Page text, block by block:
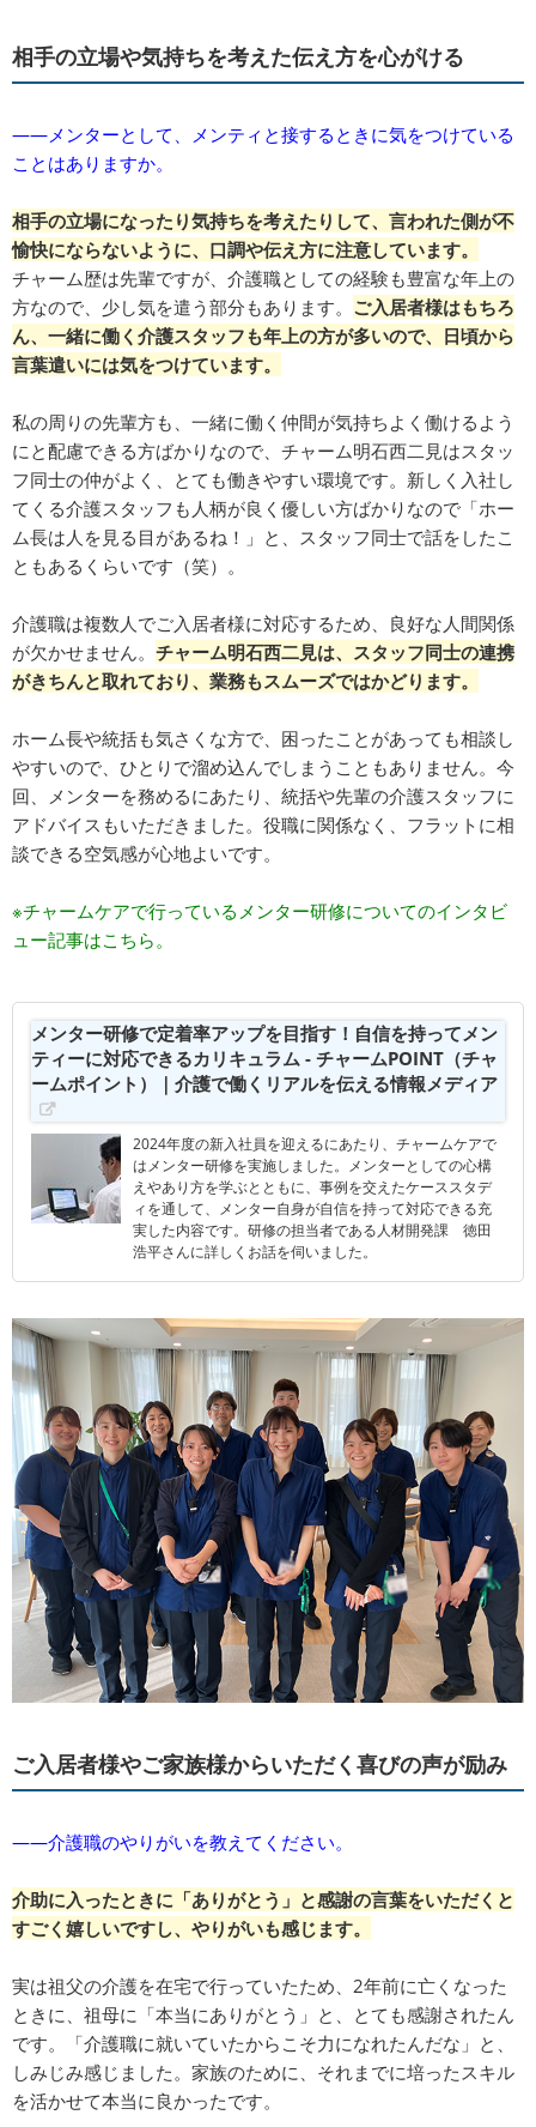
相手の立場や気持ちを考えた伝え方を心がける
――メンターとして、メンティと接するときに気をつけている
ことはありますか。
相手の立場になったり気持ちを考えたりして、言われた側が不
愉快にならないように、口調や伝え方に注意しています。
チャーム歴は先輩ですが、介護職としての経験も豊富な年上の
方なので、少し気を遣う部分もあります。 ご入居者様はもちろ
ん、一緒に働く介護スタッフも年上の方が多いので、日頃から
言葉遣いには気をつけています。
私の周りの先輩方も、一緒に働く仲間が気持ちよく働けるよう
にと配慮できる方ばかりなので、チャーム明石西二見はスタッ
フ同士の仲がよく、とても働きやすい環境です。新しく入社し
てくる介護スタッフも人柄が良く優しい方ばかりなので「ホー
ム長は人を見る目があるね！」と、スタッフ同士で話をしたこ
ともあるくらいです（笑）。
介護職は複数人でご入居者様に対応するため、良好な人間関係
が欠かせません。 チャーム明石西二見は、スタッフ同士の連携
がきちんと取れており、業務もスムーズではかどります。
ホーム長や統括も気さくな方で、困ったことがあっても相談し
やすいので、ひとりで溜め込んでしまうこともありません。今
回、メンターを務めるにあたり、統括や先輩の介護スタッフに
アドバイスもいただきました。役職に関係なく、フラットに相
談できる空気感が心地よいです。
※チャームケアで行っているメンター研修についてのインタビ
ュー記事はこちら。
メンター研修で定着率アップを目指す！自信を持ってメン
ティーに対応できるカリキュラム - チャームPOINT（チャ
ームポイント）｜介護で働くリアルを伝える情報メディア
2024年度の新入社員を迎えるにあたり、チャームケアで
はメンター研修を実施しました。メンターとしての心構
えやあり方を学ぶとともに、事例を交えたケーススタデ
ィを通して、メンター自身が自信を持って対応できる充
実した内容です。研修の担当者である人材開発課 徳田
浩平さんに詳しくお話を伺いました。
ご入居者様やご家族様からいただく喜びの声が励み
――介護職のやりがいを教えてください。
介助に入ったときに「ありがとう」と感謝の言葉をいただくと
すごく嬉しいですし、やりがいも感じます。
実は祖父の介護を在宅で行っていたため、2年前に亡くなった
ときに、祖母に「本当にありがとう」と、とても感謝されたん
です。「介護職に就いていたからこそ力になれたんだな」と、
しみじみ感じました。家族のために、それまでに培ったスキル
を活かせて本当に良かったです。